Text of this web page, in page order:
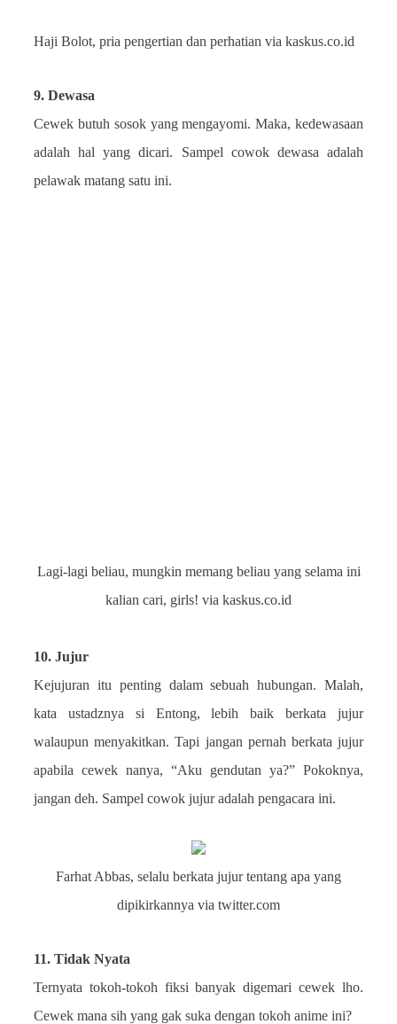
Haji Bolot, pria pengertian dan perhatian via kaskus.co.id
9. Dewasa
Cewek butuh sosok yang mengayomi. Maka, kedewasaan
adalah hal yang dicari. Sampel cowok dewasa adalah
pelawak matang satu ini.
Lagi-lagi beliau, mungkin memang beliau yang selama ini
kalian cari, girls! via kaskus.co.id
10. Jujur
Kejujuran itu penting dalam sebuah hubungan. Malah,
kata ustadznya si Entong, lebih baik berkata jujur
walaupun menyakitkan. Tapi jangan pernah berkata jujur
apabila cewek nanya, “Aku gendutan ya?” Pokoknya,
jangan deh. Sampel cowok jujur adalah pengacara ini.
Farhat Abbas, selalu berkata jujur tentang apa yang
dipikirkannya via twitter.com
11. Tidak Nyata
Ternyata tokoh-tokoh fiksi banyak digemari cewek lho.
Cewek mana sih yang gak suka dengan tokoh anime ini?